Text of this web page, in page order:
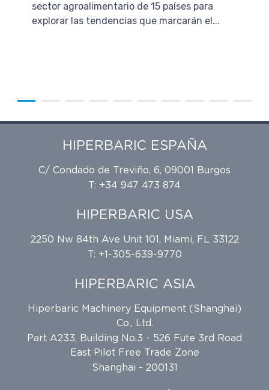
sector agroalimentario de 15 países para
explorar las tendencias que marcarán el...
HIPERBARIC ESPAÑA
C/ Condado de Treviño, 6, 09001 Burgos
T: +34 947 473 874
HIPERBARIC USA
2250 Nw 84th Ave Unit 101, Miami, FL 33122
T: +1-305-639-9770
HIPERBARIC ASIA
Hiperbaric Machinery Equipment (Shanghai)
Co., Ltd.
Part A233, Building No.3 - 526 Fute 3rd Road
East Pilot Free Trade Zone
Shanghai - 200131